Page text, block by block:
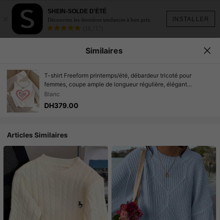
INSTALLER
SHEIN-SOLDE D'ÉTÉ
Découvrez les dernières tendances à bon prix.
Similaires
T-shirt Freeform printemps/été, débardeur tricoté pour
femmes, coupe ample de longueur régulière, élégant
minimaliste polyvalent pour le travail et les déplacements,
style coréen gilet tricoté côtelé avec graphique cœur rouge
Blanc
DH379.00
Articles Similaires